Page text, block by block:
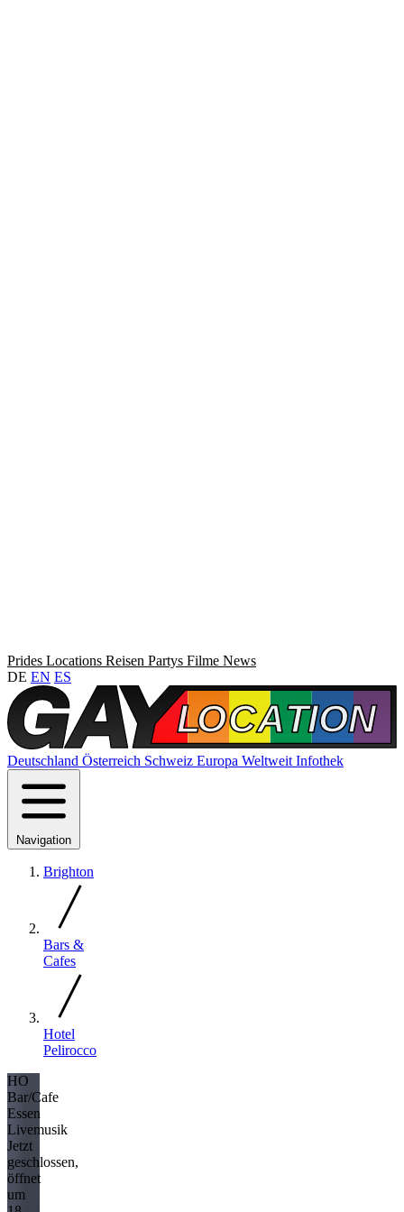
Prides Locations Reisen Partys Filme News
DE EN ES
Deutschland Österreich Schweiz Europa Weltweit Infothek
Navigation
Brighton
Bars &
Cafes
Hotel
Pelirocco
HO
Bar/Cafe
Essen
Livemusik
Jetzt
geschlossen,
öffnet
um